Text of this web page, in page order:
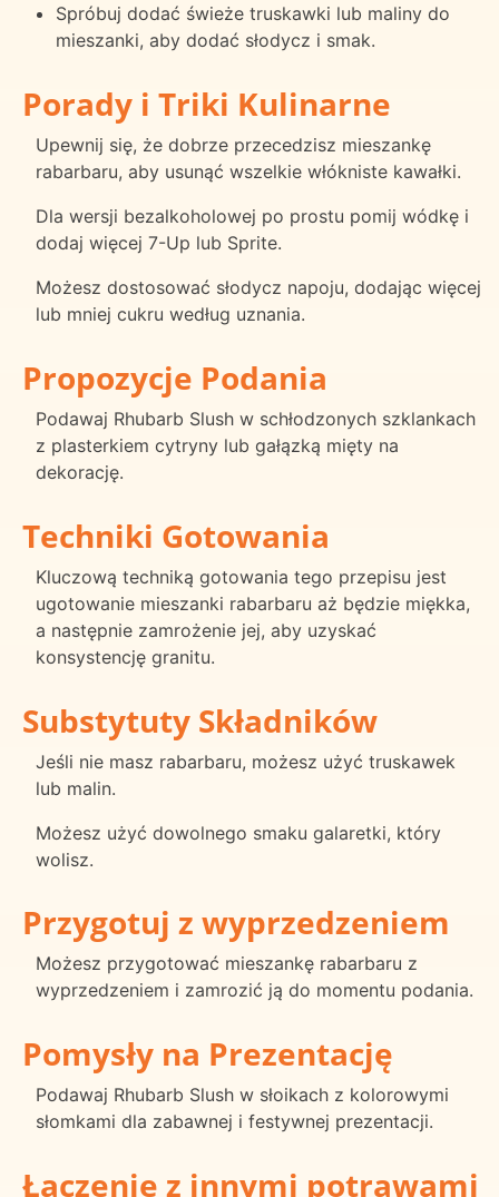
Spróbuj dodać świeże truskawki lub maliny do
mieszanki, aby dodać słodycz i smak.
Porady i Triki Kulinarne
Upewnij się, że dobrze przecedzisz mieszankę
rabarbaru, aby usunąć wszelkie włókniste kawałki.
Dla wersji bezalkoholowej po prostu pomij wódkę i
dodaj więcej 7-Up lub Sprite.
Możesz dostosować słodycz napoju, dodając więcej
lub mniej cukru według uznania.
Propozycje Podania
Podawaj Rhubarb Slush w schłodzonych szklankach
z plasterkiem cytryny lub gałązką mięty na
dekorację.
Techniki Gotowania
Kluczową techniką gotowania tego przepisu jest
ugotowanie mieszanki rabarbaru aż będzie miękka,
a następnie zamrożenie jej, aby uzyskać
konsystencję granitu.
Substytuty Składników
Jeśli nie masz rabarbaru, możesz użyć truskawek
lub malin.
Możesz użyć dowolnego smaku galaretki, który
wolisz.
Przygotuj z wyprzedzeniem
Możesz przygotować mieszankę rabarbaru z
wyprzedzeniem i zamrozić ją do momentu podania.
Pomysły na Prezentację
Podawaj Rhubarb Slush w słoikach z kolorowymi
słomkami dla zabawnej i festywnej prezentacji.
Łączenie z innymi potrawami